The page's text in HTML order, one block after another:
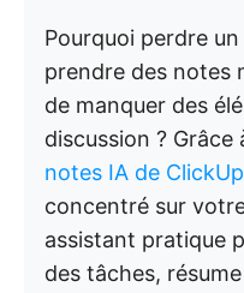
Pourquoi perdre
prendre des notes
de manquer des
discussion ? Grâce
notes IA de ClickUp
concentré sur
assistant pratique
des tâches,